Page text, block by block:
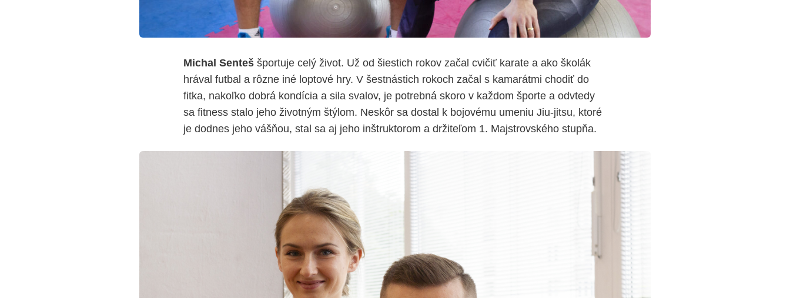
Michal Senteš športuje celý život. Už od šiestich rokov začal cvičiť karate a ako školák
hrával futbal a rôzne iné loptové hry. V šestnástich rokoch začal s kamarátmi chodiť do
fitka, nakoľko dobrá kondícia a sila svalov, je potrebná skoro v každom športe a odvtedy
sa fitness stalo jeho životným štýlom. Neskôr sa dostal k bojovému umeniu Jiu-jitsu, ktoré
je dodnes jeho vášňou, stal sa aj jeho inštruktorom a držiteľom 1. Majstrovského stupňa.